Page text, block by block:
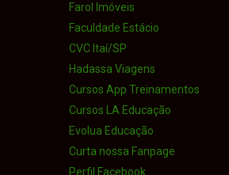
Farol Imóveis
Faculdade Estácio
CVC Itaí/SP
Hadassa Viagens
Cursos App Treinamentos
Cursos LA Educação
Evolua Educação
Curta nossa Fanpage
Perfil Facebook